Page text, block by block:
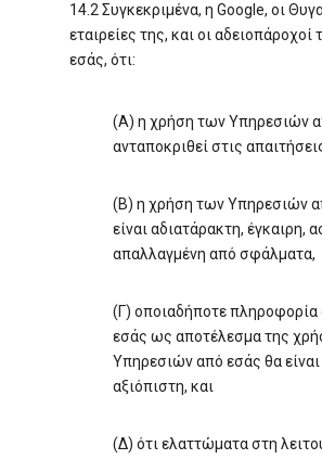
14.2 Συγκεκριμένα, η Google, οι
εταιρείες της, και οι
εσάς, ότι:
(Α) η χρήση των Υπηρεσιών
ανταποκριθεί στις
(Β) η χρήση των Υπηρεσιών
είναι αδιατάρακτη, έγκαιρη,
απαλλαγμένη από σφάλματα,
(Γ) οποιαδήποτε πληροφορία
εσάς ως αποτέλεσμα της
Υπηρεσιών από εσάς θα είναι
αξιόπιστη, και
(Δ) ότι ελαττώματα στη